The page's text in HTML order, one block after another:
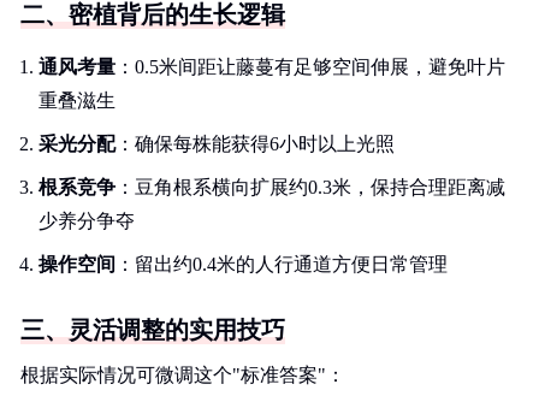
二、密植背后的生长逻辑
通风考量 ：0.5米间距让藤蔓有足够空间伸展，避免叶片
重叠滋生
采光分配：确保每株能获得6小时以上光照
根系竞争 ：豆角根系横向扩展约0.3米，保持合理距离减
少养分争夺
操作空间 ：留出约0.4米的人行通道方便日常管理
三、灵活调整的实用技巧
根据实际情况可微调这个"标准答案"：